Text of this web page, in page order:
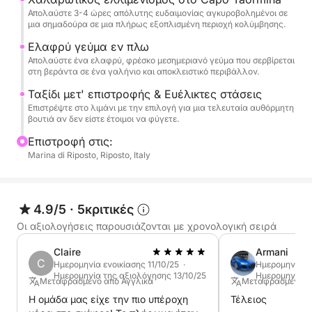
πρόσδεση στο Capo Taormina. Εδώ, μπορείτε να
κολυμπήσετε, να χαλαρώσετε στα ευρύχωρα
παρεχόμενο εξοπλισμό SUP και κολύμβησης με
αναπνευστήρα. Ένα παραδοσιακό σικελικό γεύμα,
φρέσκα φρούτα και σνακ περιλαμβάνονται, μαζί με
μια επιλογή κρασιού και σαμπάνιας για να
απολαύσετε τον μεσογειακό ήλιο.
Η ευελιξία βρίσκεται στην καρδιά της υπηρεσίας
αυθόρμητη τελευταία βουτιά στο ταξίδι της
επιστροφής. Εάν προτιμάτε να ξεκινήσετε το ταξίδι
σας πιο κοντά στην Ταορμίνα, η επιβίβαση από το
Capo Taormina ή το Giardini Naxos είναι διαθέσιμη
με επιπλέον χρέωση.
Ζήστε την κορυφή της σικελικής κομψότητας, όπου
Απολαύστε 3-4 ώρες απόλυτης ευδαιμονίας αγκυροβολημένοι σε
μια σημαδούρα σε μια πλήρως εξοπλισμένη περιοχή κολύμβησης.
Ελαφρύ γεύμα εν πλω
Απολαύστε ένα ελαφρύ, φρέσκο μεσημεριανό γεύμα που σερβίρεται
στη βεράντα σε ένα γαλήνιο και αποκλειστικό περιβάλλον.
Ταξίδι μετ' επιστροφής & Ευέλικτες στάσεις
Επιστρέψτε στο λιμάνι με την επιλογή για μια τελευταία αυθόρμητη
βουτιά αν δεν είστε έτοιμοι να φύγετε.
Επιστροφή στις:
Marina di Riposto, Riposto, Italy
4.9/5 · 5κριτικές
Οι αξιολογήσεις παρουσιάζονται με χρονολογική σειρά
C
Claire
Ημερομηνία ενοικίασης 11/10/25 ·
Ημερομηνία της αξιολόγησης 13/10/25
Μεταφρασμένο από Αγγλικά
Η ομάδα μας είχε την πιο υπέροχη
Armani
Ημερομηνία
Ημερομηνία
Μεταφρασμένο
Τέλειος